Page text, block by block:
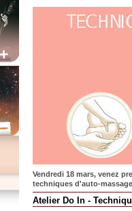
Vendredi 18 mars, venez
techniques d'auto-
Atelier Do In -